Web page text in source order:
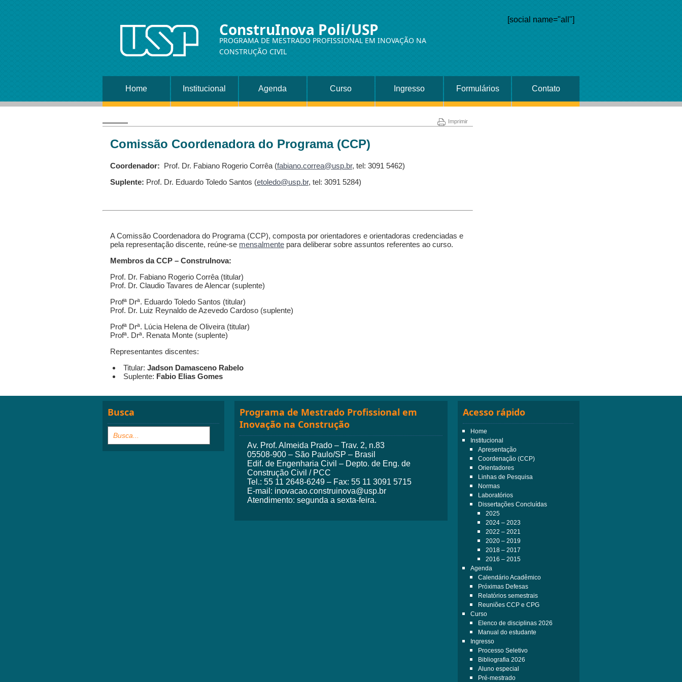
ConstruInova Poli/USP
PROGRAMA DE MESTRADO PROFISSIONAL EM INOVAÇÃO NA
CONSTRUÇÃO CIVIL
[social name="all"]
Home Institucional Agenda Curso Ingresso Formulários Contato
Imprimir
Comissão Coordenadora do Programa (CCP)
Coordenador: Prof. Dr. Fabiano Rogerio Corrêa (fabiano.correa@usp.br, tel: 3091 5462)
Suplente: Prof. Dr. Eduardo Toledo Santos (etoledo@usp.br, tel: 3091 5284)
A Comissão Coordenadora do Programa (CCP), composta por orientadores e orientadoras credenciadas e
pela representação discente, reúne-se mensalmente para deliberar sobre assuntos referentes ao curso.
Membros da CCP – ConstruInova:
Prof. Dr. Fabiano Rogerio Corrêa (titular)
Prof. Dr. Claudio Tavares de Alencar (suplente)
Profª Drª. Eduardo Toledo Santos (titular)
Prof. Dr. Luiz Reynaldo de Azevedo Cardoso (suplente)
Profª Drª. Lúcia Helena de Oliveira (titular)
Profª. Drª. Renata Monte (suplente)
Representantes discentes:
Titular: Jadson Damasceno Rabelo
Suplente: Fabio Elias Gomes
Busca
Programa de Mestrado Profissional em
Inovação na Construção
Av. Prof. Almeida Prado – Trav. 2, n.83
05508-900 – São Paulo/SP – Brasil
Edif. de Engenharia Civil – Depto. de Eng. de
Construção Civil / PCC
Tel.: 55 11 2648-6249 – Fax: 55 11 3091 5715
E-mail: inovacao.construinova@usp.br
Atendimento: segunda a sexta-feira.
Acesso rápido
Home
Institucional
Apresentação
Coordenação (CCP)
Orientadores
Linhas de Pesquisa
Normas
Laboratórios
Dissertações Concluídas
2025
2024 – 2023
2022 – 2021
2020 – 2019
2018 – 2017
2016 – 2015
Agenda
Calendário Acadêmico
Próximas Defesas
Relatórios semestrais
Reuniões CCP e CPG
Curso
Elenco de disciplinas 2026
Manual do estudante
Ingresso
Processo Seletivo
Bibliografia 2026
Aluno especial
Pré-mestrado